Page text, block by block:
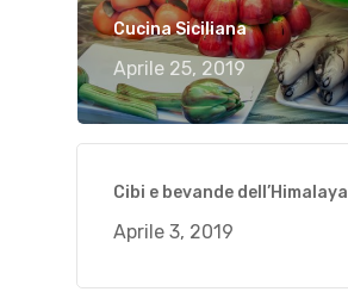
Cucina Siciliana
Aprile 25, 2019
Cibi e bevande dell’Himalaya
Aprile 3, 2019